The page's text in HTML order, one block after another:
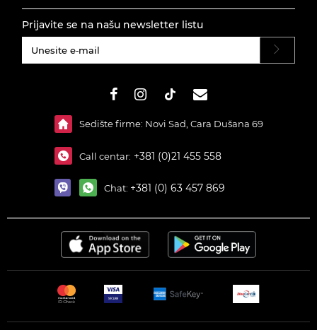
Prijavite se na našu newsletter listu
Sedište firme: Novi Sad, Cara Dušana 69
Call centar: +381 (0)21 455 558
Chat: +381 (0) 63 457 869